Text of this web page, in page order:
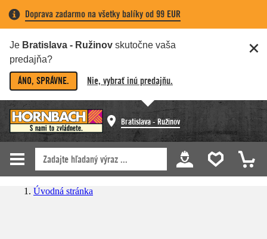
Doprava zadarmo na všetky balíky od 99 EUR
Je Bratislava - Ružinov skutočne vaša
predajňa?
ÁNO, SPRÁVNE. Nie, vybrať inú predajňu.
Bratislava - Ružinov
Úvodná stránka